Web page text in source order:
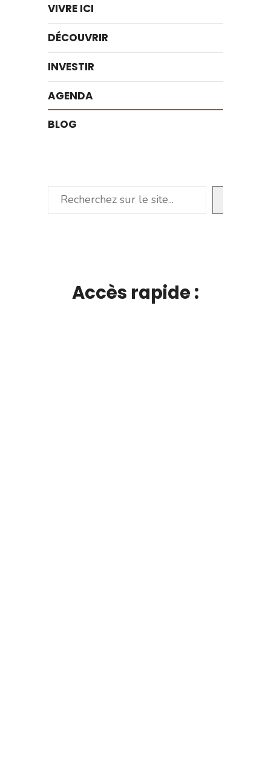
VIVRE ICI
DÉCOUVRIR
INVESTIR
AGENDA
BLOG
Rechercher
Accès rapide :